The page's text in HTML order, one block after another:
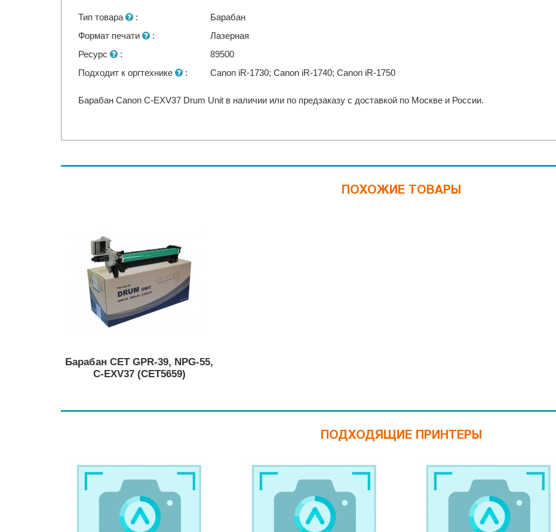
Тип товара :
Барабан
Формат печати
:
Лазерная
Ресурс
:
89500
Подходит к оргтехнике
: Canon iR-1730; Canon iR-1740; Canon iR-1750
Барабан Canon C-EXV37 Drum Unit в наличии или по предзаказу с доставкой по Москве и России.
ПОХОЖИЕ ТОВАРЫ
Барабан CET GPR-39, NPG-55,
C-EXV37 (CET5659)
ПОДХОДЯЩИЕ ПРИНТЕРЫ